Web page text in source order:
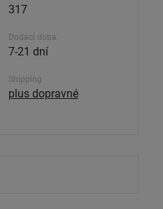
317
Dodací doba.
7-21 dní
Shipping
plus dopravné